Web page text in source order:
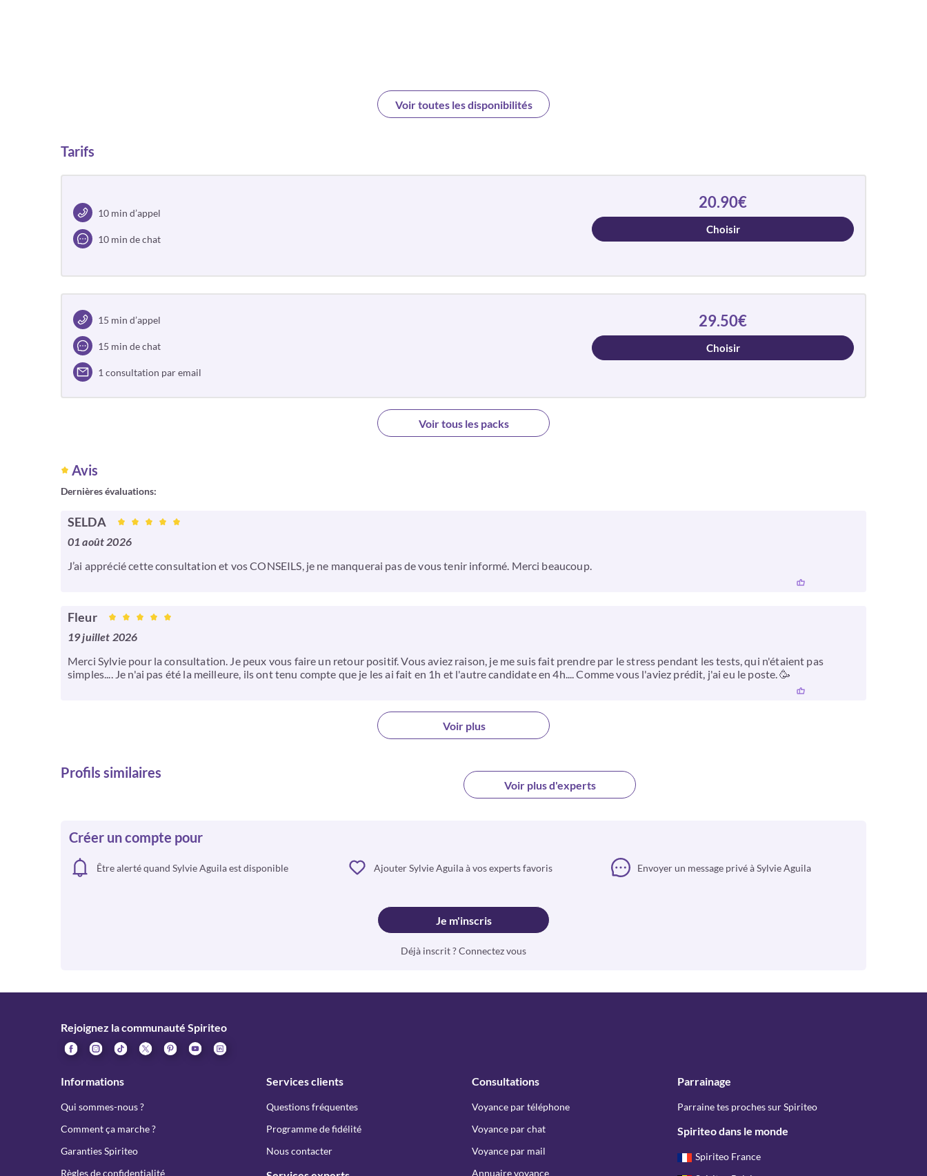
Voir toutes les disponibilités
Tarifs
10 min d’appel
10 min de chat
20.90€
Choisir
15 min d’appel
15 min de chat
1 consultation par email
29.50€
Choisir
Voir tous les packs
Avis
Dernières évaluations:
SELDA
01 août 2026
J’ai apprécié cette consultation et vos CONSEILS, je ne manquerai pas de vous tenir informé. Merci beaucoup.
Fleur
19 juillet 2026
Merci Sylvie pour la consultation. Je peux vous faire un retour positif. Vous aviez raison, je me suis fait prendre par le stress pendant les tests, qui n'étaient pas
simples.... Je n'ai pas été la meilleure, ils ont tenu compte que je les ai fait en 1h et l'autre candidate en 4h.... Comme vous l'aviez prédit, j'ai eu le poste. 🥳
Voir plus
Profils similaires
Voir plus d'experts
Créer un compte pour
Être alerté quand Sylvie Aguila est disponible Ajouter Sylvie Aguila à vos experts favoris Envoyer un message privé à Sylvie Aguila
Je m'inscris
Déjà inscrit ? Connectez vous
Rejoignez la communauté Spiriteo
Informations
Qui sommes-nous ?
Comment ça marche ?
Garanties Spiriteo
Règles de confidentialité
Services clients
Questions fréquentes
Programme de fidélité
Nous contacter
Consultations
Voyance par téléphone
Voyance par chat
Voyance par mail
Annuaire voyance
Parrainage
Parraine tes proches sur Spiriteo
Spiriteo dans le monde
Spiriteo France